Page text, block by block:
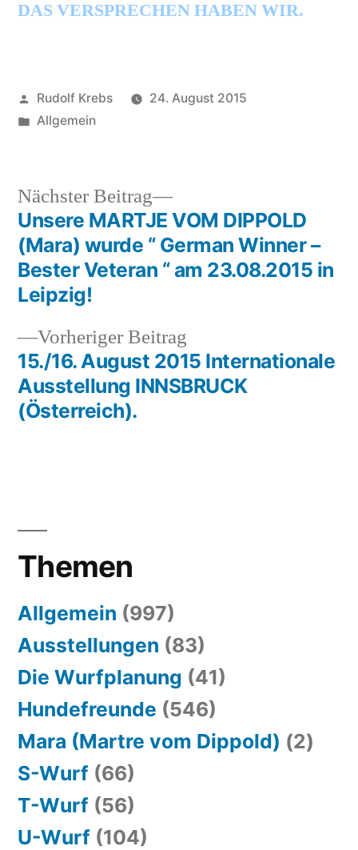
DAS VERSPRECHEN HABEN WIR.
Veröffentlicht
von
Rudolf Krebs
24. August 2015
Veröffentlicht
Allgemein
Beitragsnavigation
Vorheriger Beitrag
Beitrag:
15./16. August 2015 Internationale
Ausstellung INNSBRUCK
(Österreich).
Nächster Beitrag
Nächster
Beitrag:
Unsere MARTJE VOM DIPPOLD
(Mara) wurde “ German Winner –
Bester Veteran “ am 23.08.2015 in
Leipzig!
Themen
Allgemein (997)
Ausstellungen (83)
Die Wurfplanung (41)
Hundefreunde (546)
Mara (Martre vom Dippold) (2)
S-Wurf (66)
T-Wurf (56)
U-Wurf (104)